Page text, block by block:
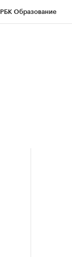
РБК Образование